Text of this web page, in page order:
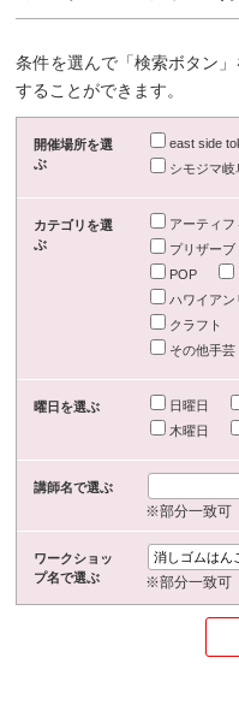
条件を選んで「検索ボタン
することができます。
開催場所を選
ぶ
east side
シモジマ岐
カテゴリを選
ぶ
アーティフ
プリザーブ
POP
ハワイアン
クラフト
その他手芸
曜日を選ぶ 日曜日
木曜日
講師名で選ぶ
※部分一致可
ワークショッ
プ名で選ぶ
※部分一致可